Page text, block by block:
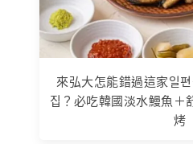
來弘大怎能錯過這家일
집？必吃韓國淡水鰻魚＋
烤